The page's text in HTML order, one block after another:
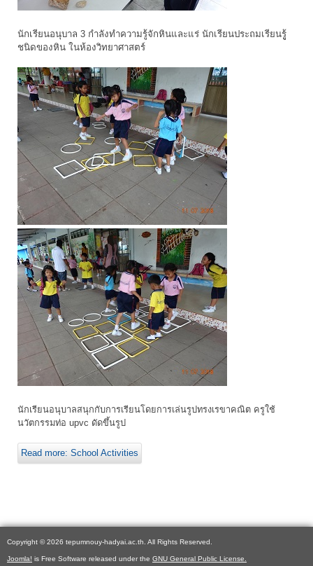
นักเรียนอนุบาล 3 กำลังทำความรู้จักหินและแร่ นักเรียนประถมเรียนรูู้
ชนิดของหิน ในห้องวิทยาศาสตร์
นักเรียนอนุบาลสนุกกับการเรียนโดยการเล่นรูปทรงเรขาคณิต ครูใช้
นวัตกรรมท่อ upvc ดัดขึ้นรูป
Read more: School Activities
Copyright © 2026 tepumnouy-hadyai.ac.th. All Rights Reserved.
Joomla! is Free Software released under the GNU General Public License.